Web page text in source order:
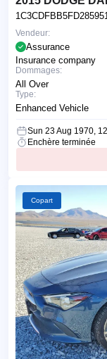
1C3CDFBB5FD285951
Vendeur:
Assurance
Insurance company
Dommages:
All Over
Type:
Enhanced Vehicle
Sun 23 Aug 1970,
Enchère terminée
Copart